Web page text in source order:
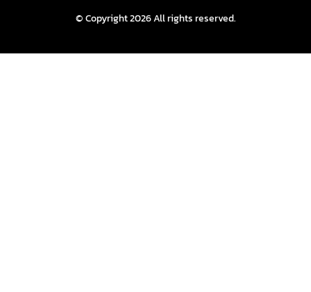
© Copyright 2026 All rights reserved.